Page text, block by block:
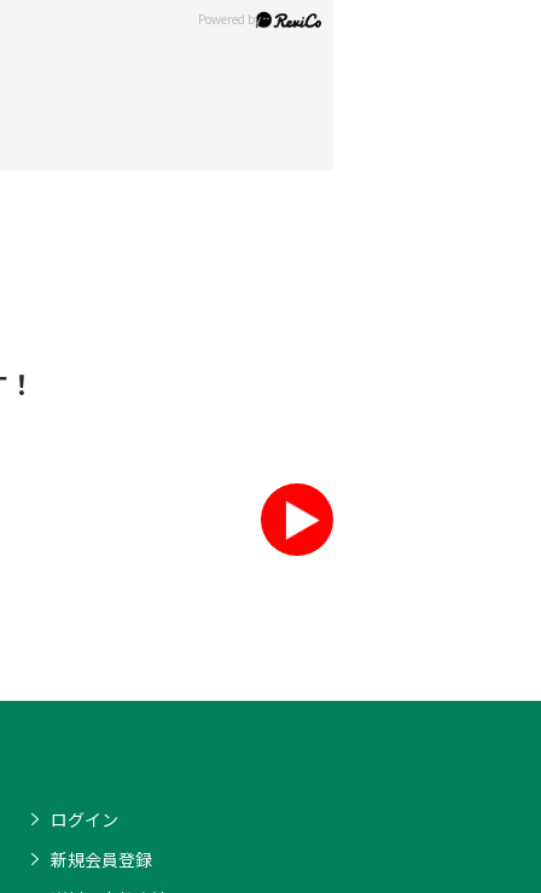
ログイン
新規会員登録